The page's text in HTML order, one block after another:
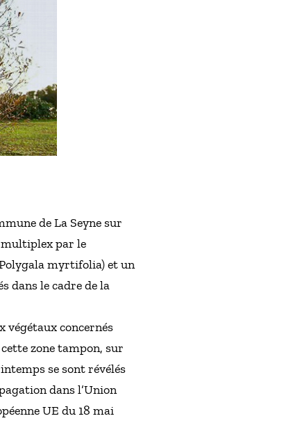
de La Seyne sur
multiplex par le
myrtifolia) et un
dans le cadre de la
végétaux concernés
zone tampon, sur
se sont révélés
dans l’Union
UE du 18 mai